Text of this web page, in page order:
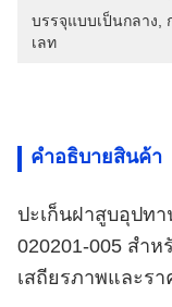
บรรจุแบบเป็นกลาง,
เลท
คําอธิบายสินค้า
ปะเก็นฝาสูบอุปท
020201-005 สำ
เสถียรภาพและร